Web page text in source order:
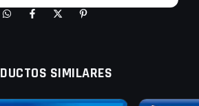
SIMILARES